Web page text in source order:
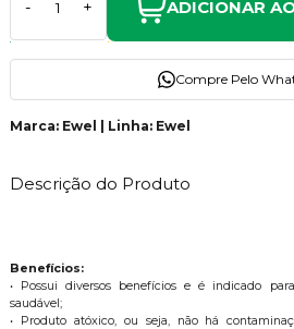
- + ADICIONAR
Compre Pelo
Marca: Ewel | Linha: Ewel
Descrição do Produto
Benefícios:
• Possui diversos benefícios e é indicado
saudável;
• Produto atóxico, ou seja, não há